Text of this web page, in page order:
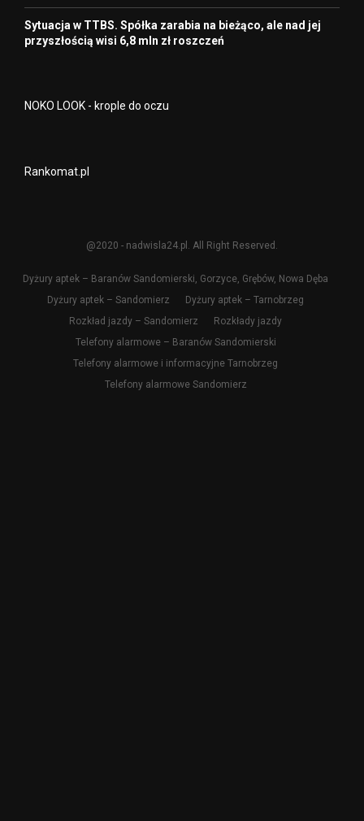
Sytuacja w TTBS. Spółka zarabia na bieżąco, ale nad jej
przyszłością wisi 6,8 mln zł roszczeń
NOKO LOOK - krople do oczu
Rankomat.pl
@2020 - nadwisla24.pl. All Right Reserved.
Dyżury aptek – Baranów Sandomierski, Gorzyce, Grębów, Nowa Dęba
Dyżury aptek – Sandomierz
Dyżury aptek – Tarnobrzeg
Rozkład jazdy – Sandomierz
Rozkłady jazdy
Telefony alarmowe – Baranów Sandomierski
Telefony alarmowe i informacyjne Tarnobrzeg
Telefony alarmowe Sandomierz